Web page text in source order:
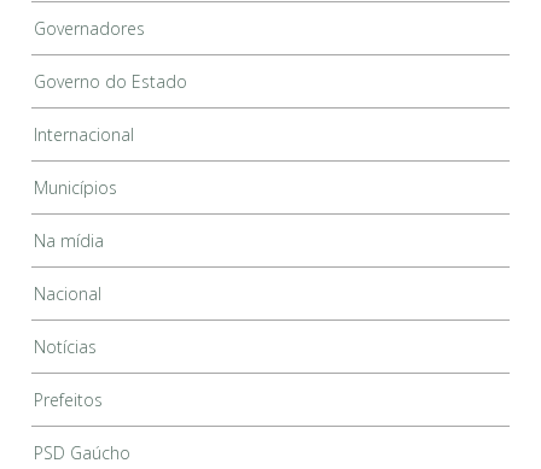
Governadores
Governo do Estado
Internacional
Municípios
Na mídia
Nacional
Notícias
Prefeitos
PSD Gaúcho